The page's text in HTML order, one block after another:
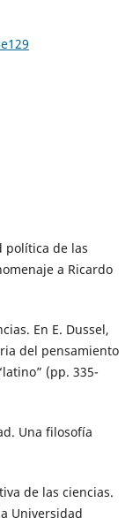
política de las
a Ricardo
En E. Dussel,
del pensamiento
(pp. 335-
Una filosofía
de las ciencias.
Universidad